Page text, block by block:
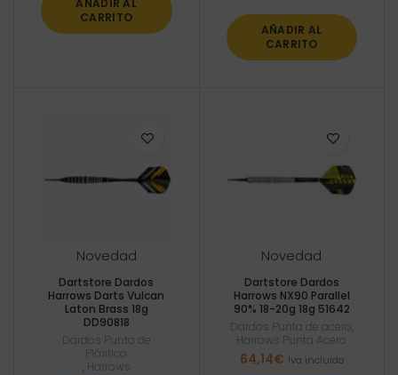
CARRITO
AÑADIR AL
CARRITO
Novedad
Dartstore Dardos
Harrows Darts Vulcan
Laton Brass 18g
DD90818
Dardos Punta de
Plástico
Harrows
Novedad
Dartstore Dardos
Harrows NX90 Parallel
90% 18-20g 18g 51642
Dardos Punta de acero
Harrows Punta Acero
64,14€ Iva incluido